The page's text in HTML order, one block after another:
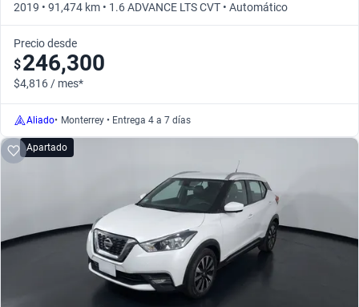
2019 • 91,474 km • 1.6 ADVANCE LTS CVT • Automático
Precio desde
$246,300
$4,816 / mes*
Aliado• Monterrey • Entrega 4 a 7 días
Apartado